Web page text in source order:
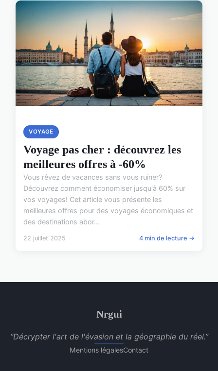
VOYAGE
Voyage pas cher : découvrez les
meilleures offres à -60%
Vous rêvez de vacances sans vous ruiner?
Découvrez comment économiser jusqu'à 60% sur
vos voyages! Cet article vous présente les
meilleures offres pour des voyages économiques et
des destinations abor...
22 juillet 2025 4 min de lecture →
Nrgui
“Décrypter l'art de l'évasion et la géographie du réel.”
Mentions légalesContact